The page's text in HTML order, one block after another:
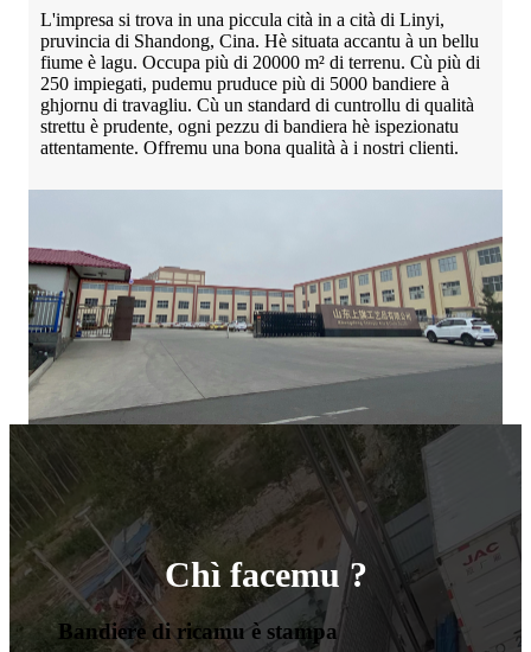
L'impresa si trova in una piccula cità in a cità di Linyi,
pruvincia di Shandong, Cina. Hè situata accantu à un bellu
fiume è lagu. Occupa più di 20000 m² di terrenu. Cù più di
250 impiegati, pudemu pruduce più di 5000 bandiere à
ghjornu di travagliu. Cù un standard di cuntrollu di qualità
strettu è prudente, ogni pezzu di bandiera hè ispezionatu
attentamente. Offremu una bona qualità à i nostri clienti.
Chì facemu ?
Bandiere di ricamu è stampa